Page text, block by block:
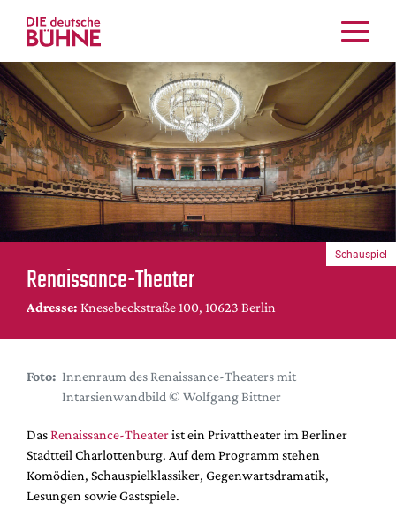
Kritiken
Schauspiel
Musiktheater
Tanz
Crossover
Bühnenwelt
Festivals & Veranstaltungen
Menschen & Theater
Themen
Nachrufe
Medientipps
DdB-map
Kalender
Premierensuche
Festival-Planer
Schauspiel
Renaissance-Theater
Adresse: Knesebeckstraße 100, 10623 Berlin
Foto: Innenraum des Renaissance-Theaters mit
Intarsienwandbild © Wolfgang Bittner
DasRenaissance-Theaterist ein Privattheater im Berliner
Stadtteil Charlottenburg. Auf dem Programm stehen
Komödien, Schauspielklassiker, Gegenwartsdramatik,
Lesungen sowie Gastspiele.